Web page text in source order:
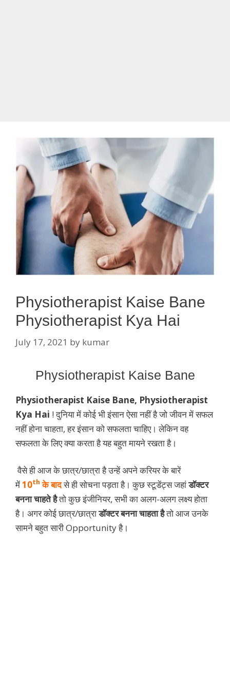
Physiotherapist Kaise Bane
Physiotherapist Kya Hai
July 17, 2021 by kumar
Physiotherapist Kaise Bane
Physiotherapist Kaise Bane, Physiotherapist
Kya Hai ! दुनिया में कोई भी इंसान ऐसा नहीं है जो जीवन में सफल
नहीं होना चाहता, हर इंसान को सफलता चाहिए। लेकिन वह
सफलता के लिए क्या करता है यह बहुत मायने रखता है।
वैसे ही आज के छात्र/छात्रा है उन्हें अपने करियर के बारें
में10th के बादसे ही सोचना पड़ता है। कुछ स्टूडेंट्स जहांडॉक्टर
बनना चाहते हैतो कुछ इंजीनियर, सभी का अलग-अलग लक्ष्य होता
है। अगर कोई छात्र/छात्राडॉक्टर बनना चाहता हैतो आज उनके
सामने बहुत सारी Opportunity है।